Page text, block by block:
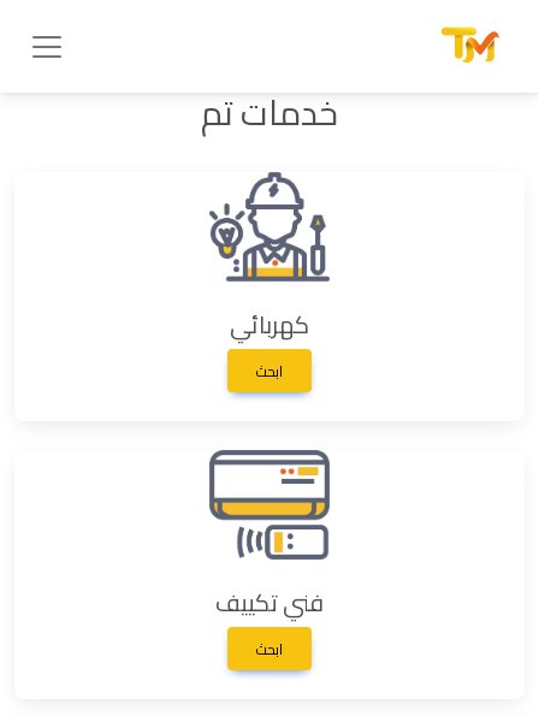
خدمات تم
كهربائي
ابحث
فني تكييف
ابحث